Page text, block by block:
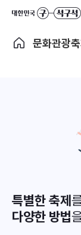
문화관광
특별한 축제
다양한 방법